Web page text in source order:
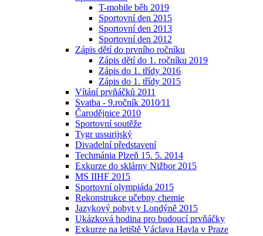
T-mobile běh 2019
Sportovní den 2015
Sportovní den 2013
Sportovní den 2012
Zápis dětí do prvního ročníku
Zápis dětí do 1. ročníku 2019
Zápis do 1. třídy 2016
Zápis do 1. třídy 2015
Vítání prvňáčků 2011
Svatba - 9.ročník 2010⁄11
Čarodějnice 2010
Sportovní soutěže
Tygr ussurijský
Divadelní představení
Techmánia Plzeň 15. 5. 2014
Exkurze do sklárny Nižbor 2015
MS IIHF 2015
Sportovní olympiáda 2015
Rekonstrukce učebny chemie
Jazykový pobyt v Londýně 2015
Ukázková hodina pro budoucí prvňáčky
Exkurze na letiště Václava Havla v Praze